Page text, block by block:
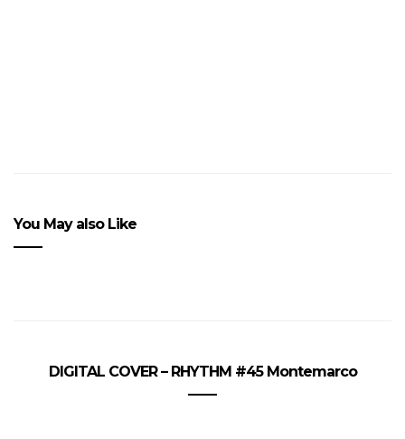
You May also Like
DIGITAL COVER – RHYTHM #45 Montemarco